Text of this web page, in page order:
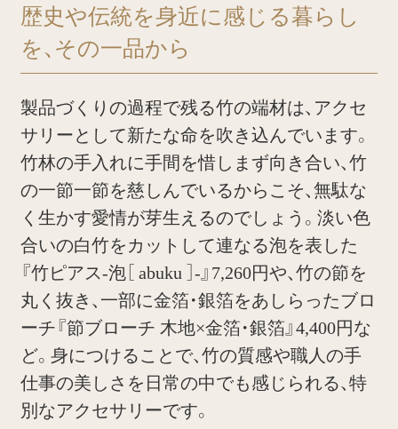
歴史や伝統を身近に感じる暮らし
を、その一品から
製品づくりの過程で残る竹の端材は、アクセ
サリーとして新たな命を吹き込んでいます。
竹林の手入れに手間を惜しまず向き合い、竹
の一節一節を慈しんでいるからこそ、無駄な
く生かす愛情が芽生えるのでしょう。淡い色
合いの白竹をカットして連なる泡を表した
『竹ピアス-泡［ abuku ］-』7,260円や、竹の節を
丸く抜き、一部に金箔・銀箔をあしらったブロ
ーチ『節ブローチ 木地×金箔・銀箔』4,400円な
ど。身につけることで、竹の質感や職人の手
仕事の美しさを日常の中でも感じられる、特
別なアクセサリーです。